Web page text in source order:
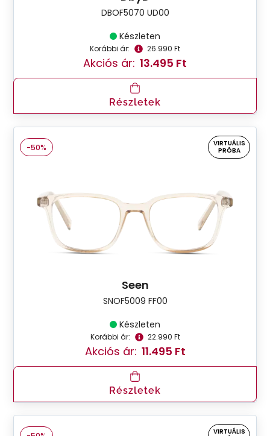
DBOF5070 UD00
Készleten
Korábbi ár: 26.990 Ft
Akciós ár: 13.495 Ft
Részletek
-50%
VIRTUÁLIS
PRÓBA
Seen
SNOF5009 FF00
Készleten
Korábbi ár: 22.990 Ft
Akciós ár: 11.495 Ft
Részletek
VIRTUÁLIS